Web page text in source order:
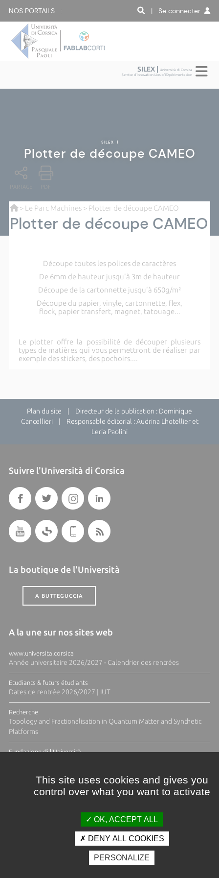
NOS PORTAILS : | Se connecter
SILEX |Università di Corsica
Service d'Innovation Lieu d'EXpérimentation
SILEX |
Plotter de découpe CAMEO
PARTAGE PDF
> Le Parc Machines> Plotter de découpe CAMEO
Plotter de découpe CAMEO
Découpe toutes les polices de caractères
De 6mm de hauteur jusqu'à 3m de hauteur
Découpe de la cartonnette jusqu'à 650g/m²
Découpe du papier, vinyle, cartonnette, flex,
flock, papier transfert, magnet, tatouage...
Le plotter offre la possibilité de découper plusieurs
types de matières qui vous permettront de réaliser par
exemple des stickers, des pochoirs....
Plan du site | Directeur de la publication : Dominique
Cancellieri | Responsable éditorial : Audrina Lhotellier et
Leria Paolini
Suivre l'Università di Corsica
La boutique de l'Università
A BUTTEGUCCIA
A la une sur nos sites web
www.universita.corsica
Année universitaire 2026/2027 - Calendrier des rentrées
Etudiants & futurs étudiants
Dates de rentrée 2026/2027 | IUT
Recherche
Topology and Fractionalisation in Quantum Matter and Synthetic
Platforms
Fundazione di l'Università
Crédits et mentions légales
Espace presse
Photothèque
This site uses cookies and gives you
control over what you want to activate
OK, ACCEPT ALL
DENY ALL COOKIES
PERSONALIZE